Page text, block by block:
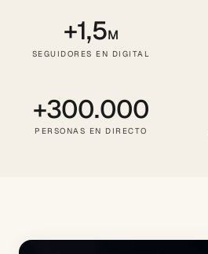
+1,5M
SEGUIDORES EN DIGITAL
+300.000
PERSONAS EN DIRECTO